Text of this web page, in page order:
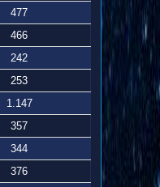
477
466
242
253
1.147
357
344
376